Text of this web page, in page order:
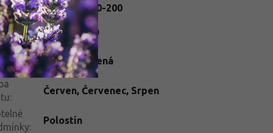
: 200-250,150-200
:
Bílá, Růžová
:
Vínová, Zelená
:
Červen, Červenec, Srpen
:
Polostín